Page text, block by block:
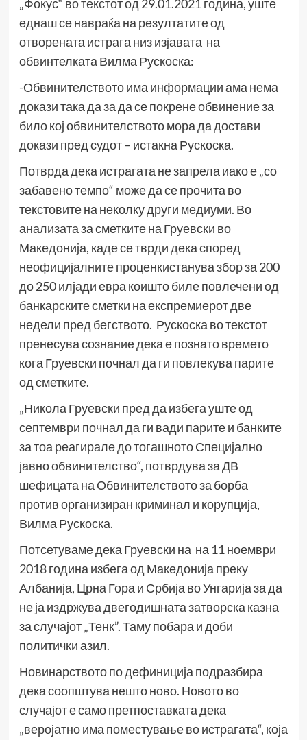
„Фокус“ во текстотод 29.01.2021 година, уште
еднаш се навраќа на резултатите од
отворената истрага низ изјавата на
обвинтелката Вилма Рускоска:
-Обвинителството има информации ама нема
докази така да за да се покрене обвинение за
било кој обвинителството мора да достави
докази пред судот – истакна Рускоска.
Потврда дека истрагата не запрела иако е „со
забавено темпо“ може да се прочита во
текстовите на неколку други медиуми. Во
анализатаза сметките на Груевски во
Македонија, каде се тврди дека според
неофицијалните проценкистанува збор за 200
до 250 илјади евра коишто биле повлечени од
банкарските сметки на експремиерот две
недели пред бегството. Рускоска во текстот
пренесува сознание дека е познато времето
кога Груевски почнал да ги повлекува парите
од сметките.
„Никола Груевски пред да избега уште од
септември почнал да ги вади парите и банките
за тоа реагирале до тогашното Специјално
јавно обвинителство“, потврдува за ДВ
шефицата на Обвинителството за борба
против организиран криминал и корупција,
Вилма Рускоска.
Потсетуваме дека Груевски на на 11 ноември
2018 година избега од Македонија преку
Албанија, Црна Гора и Србија во Унгарија за да
не ја издржува двегодишната затворска казна
за случајот „Тенк”. Таму побара и доби
политички азил.
Новинарството по дефиниција подразбира
дека соопштува нешто ново. Новото во
случајот е само претпоставката дека
„веројатно има поместување во истрагата“, која